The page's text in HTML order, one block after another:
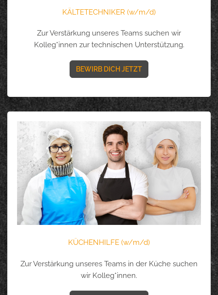
KÄLTETECHNIKER (w/m/d)
Zur Verstärkung unseres Teams suchen wir
Kolleg*innen zur technischen Unterstützung.
BEWIRB DICH JETZT
KÜCHENHILFE (w/m/d)
Zur Verstärkung unseres Teams in der Küche suchen
wir Kolleg*innen.